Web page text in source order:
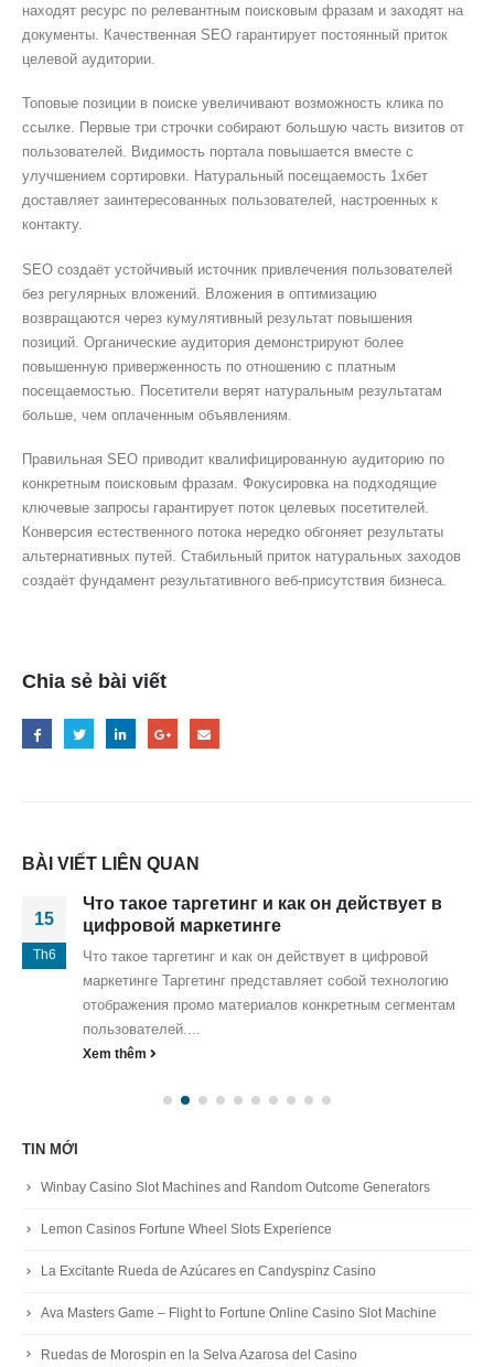
находят ресурс по релевантным поисковым фразам и заходят на
документы. Качественная SEO гарантирует постоянный приток
целевой аудитории.
Топовые позиции в поиске увеличивают возможность клика по
ссылке. Первые три строчки собирают большую часть визитов от
пользователей. Видимость портала повышается вместе с
улучшением сортировки. Натуральный посещаемость 1хбет
доставляет заинтересованных пользователей, настроенных к
контакту.
SEO создаёт устойчивый источник привлечения пользователей
без регулярных вложений. Вложения в оптимизацию
возвращаются через кумулятивный результат повышения
позиций. Органические аудитория демонстрируют более
повышенную приверженность по отношению с платным
посещаемостью. Посетители верят натуральным результатам
больше, чем оплаченным объявлениям.
Правильная SEO приводит квалифицированную аудиторию по
конкретным поисковым фразам. Фокусировка на подходящие
ключевые запросы гарантирует поток целевых посетителей.
Конверсия естественного потока нередко обгоняет результаты
альтернативных путей. Стабильный приток натуральных заходов
создаёт фундамент результативного веб-присутствия бизнеса.
Chia sẻ bài viết
BÀI VIẾT LIÊN QUAN
15
Th6
Что такое таргетинг и как он действует в
цифровой маркетинге
Что такое таргетинг и как он действует в цифровой
маркетинге Таргетинг представляет собой технологию
отображения промо материалов конкретным сегментам
пользователей....
Xem thêm
TIN MỚI
Winbay Casino Slot Machines and Random Outcome Generators
Lemon Casinos Fortune Wheel Slots Experience
La Excitante Rueda de Azúcares en Candyspinz Casino
Ava Masters Game – Flight to Fortune Online Casino Slot Machine
Ruedas de Morospin en la Selva Azarosa del Casino